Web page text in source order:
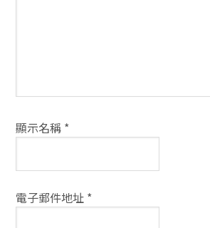
顯示名稱 *
電子郵件地址 *